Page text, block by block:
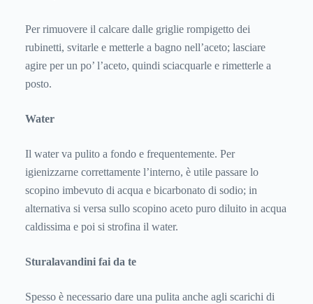
Per rimuovere il calcare dalle griglie rompigetto dei
rubinetti, svitarle e metterle a bagno nell’aceto; lasciare
agire per un po’ l’aceto, quindi sciacquarle e rimetterle a
posto.
Water
Il water va pulito a fondo e frequentemente. Per
igienizzarne correttamente l’interno, è utile passare lo
scopino imbevuto di acqua e bicarbonato di sodio; in
alternativa si versa sullo scopino aceto puro diluito in acqua
caldissima e poi si strofina il water.
Sturalavandini fai da te
Spesso è necessario dare una pulita anche agli scarichi di